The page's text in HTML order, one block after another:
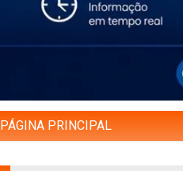
PÁGINA PRINCIPAL